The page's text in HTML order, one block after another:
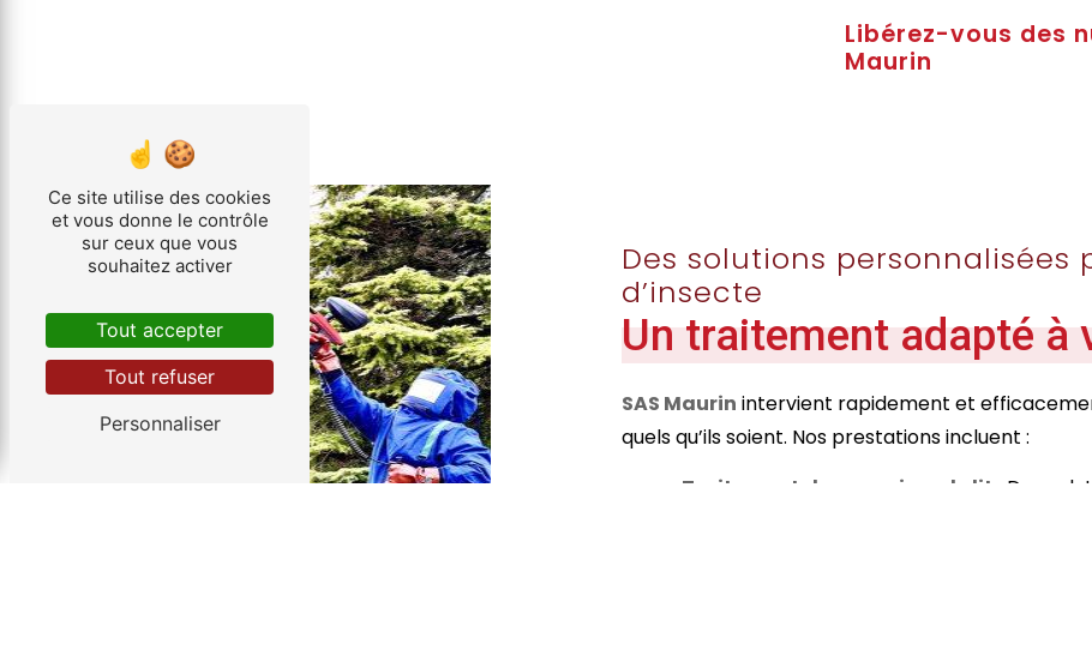
Libérez-vous des
Maurin
Des solutions personnalisées
d’insecte
Un traitement adapté à
SAS Maurin intervient rapidement et
quels qu’ils soient. Nos prestations incluent :
Traitement des punaises de lit
: Des
Ce site utilise des cookies
et vous donne le contrôle
sur ceux que vous
souhaitez activer
Tout accepter
Tout refuser
Personnaliser